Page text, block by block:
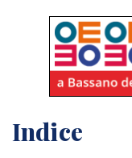
Indice